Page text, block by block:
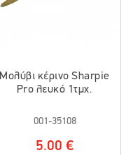
Μολύβι κέρινο Sharpie
Pro λευκό 1τμχ.
001-35108
5.00 €